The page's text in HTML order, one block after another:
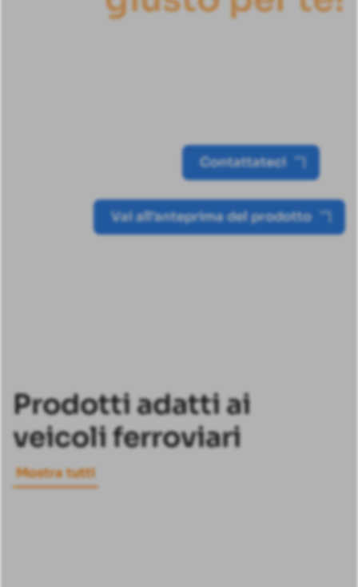
Contattateci
Vai all'anteprima del prodotto
Prodotti adatti ai
veicoli ferroviari
Mostra tutti